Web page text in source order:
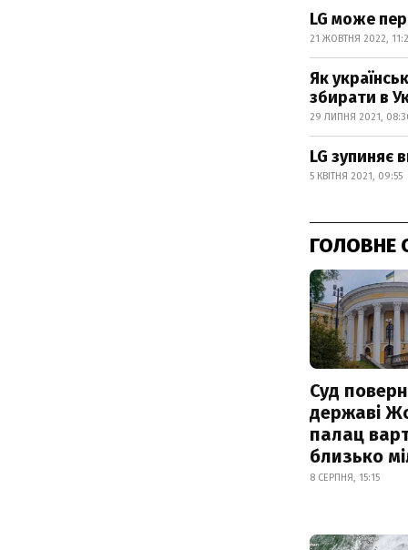
LG може
21 ЖОВТНЯ 2022,
Як
збирати в
29 ЛИПНЯ 2021,
LG зупиняє
5 КВІТНЯ 2021, 09:55
ГОЛОВНЕ
Суд
державі
палац
близько
8 СЕРПНЯ, 15:15